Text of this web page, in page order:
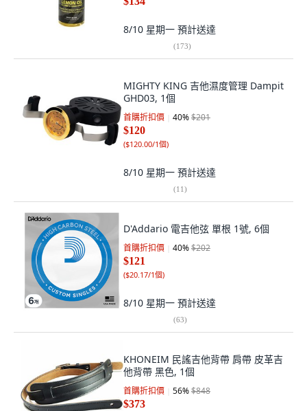
8/10 星期一 預計送達
(173)
MIGHTY KING 吉他濕度管理 Dampit
GHD03, 1個
首購折扣價 40%$201
$120
($120.00/1個)
8/10 星期一 預計送達
(11)
D'Addario 電吉他弦 單根 1號, 6個
首購折扣價 40%$202
$121
($20.17/1個)
8/10 星期一 預計送達
(63)
KHONEIM 民謠吉他背帶 肩帶 皮革吉
他背帶 黑色, 1個
首購折扣價 56%$848
$373